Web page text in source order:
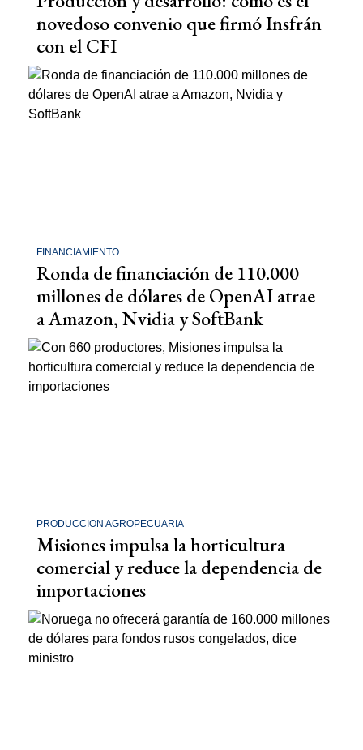
novedoso convenio que firmó Insfrán
con el CFI
FINANCIAMIENTO
Ronda de financiación de 110.000
millones de dólares de OpenAI atrae
a Amazon, Nvidia y SoftBank
PRODUCCION AGROPECUARIA
Misiones impulsa la horticultura
comercial y reduce la dependencia de
importaciones